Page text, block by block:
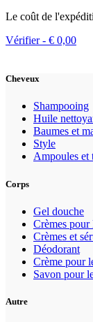
Le coût de
Vérifier - € 0,00
Cheveux
Shampooing
Huile
Baumes et
Style
Ampoules et
Corps
Gel douche
Crèmes pour
Crèmes et
Déodorant
Crème pour
Savon pour
Autre